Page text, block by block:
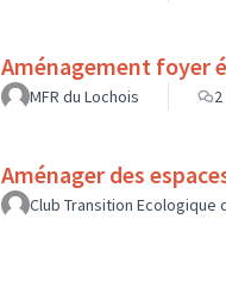
Aménagement foyer
MFR du Lochois 2
Club Transition